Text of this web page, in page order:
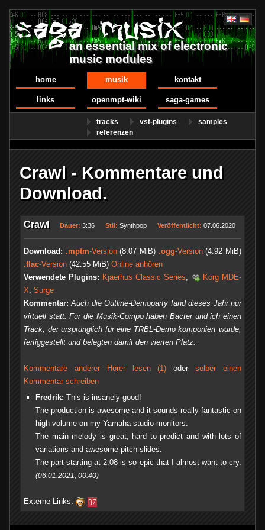
an essential mix of electronic
music modules
home musik kontakt
links openmpt-wiki saga-games
tracks vst-plugins
samples
referenzen
Crawl - Kommentare und
Download.
Crawl Dauer: 3:36 Stil: Synthpop Veröffentlicht: 07.06.2020
Download: .mptm-Version(8.07 MiB) .ogg-Version(4.92 MiB)
.flac-Version (42.55 MiB) Online anhören
Verwendete Plugins: Kjaerhus Classic Series,
Korg MDE-
X, Surge
Kommentar: Auch die Outline-Demoparty fand dieses Jahr nur
virtuell statt. Für die Musik-Compo haben Bacter und ich einen
Track, der ursprünglich für eine TRBL-Demo komponiert wurde,
fertiggestellt und belegten damit den vierten Platz.
Kommentare anderer Hörer lesen (1) oderselber einen
Kommentar schreiben
Fredrik: This is insanely good!
The production is awesome and it sounds really fantastic on
high volume on my Yamaha studio monitors.
The main melody is great, hard to predict and with lots of
variations and awesome pitch slides.
The part starting at 2:08 is so epic that I almost want to cry.
(06.01.2021, 00:40)
Externe Links: